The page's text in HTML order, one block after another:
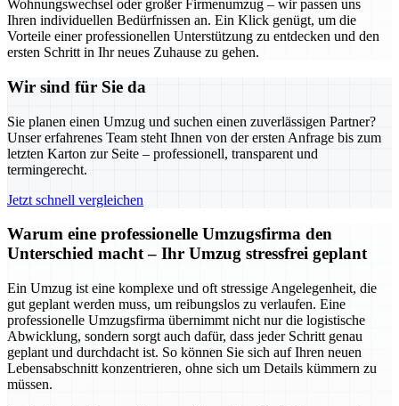
Wohnungswechsel oder großer Firmenumzug – wir passen uns
Ihren individuellen Bedürfnissen an. Ein Klick genügt, um die
Vorteile einer professionellen Unterstützung zu entdecken und den
ersten Schritt in Ihr neues Zuhause zu gehen.
Wir sind für Sie da
Sie planen einen Umzug und suchen einen zuverlässigen Partner?
Unser erfahrenes Team steht Ihnen von der ersten Anfrage bis zum
letzten Karton zur Seite – professionell, transparent und
termingerecht.
Jetzt schnell vergleichen
Warum eine professionelle Umzugsfirma den
Unterschied macht – Ihr Umzug stressfrei geplant
Ein Umzug ist eine komplexe und oft stressige Angelegenheit, die
gut geplant werden muss, um reibungslos zu verlaufen. Eine
professionelle Umzugsfirma übernimmt nicht nur die logistische
Abwicklung, sondern sorgt auch dafür, dass jeder Schritt genau
geplant und durchdacht ist. So können Sie sich auf Ihren neuen
Lebensabschnitt konzentrieren, ohne sich um Details kümmern zu
müssen.